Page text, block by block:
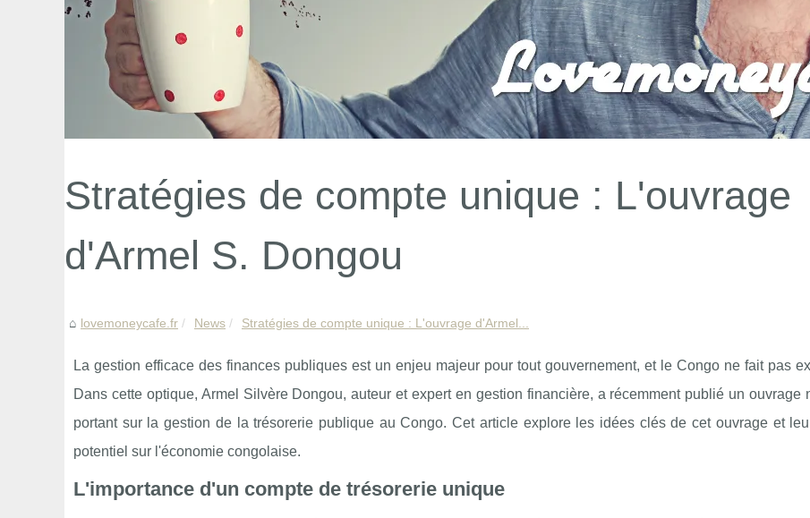
Stratégies de compte unique : L'ouvrage
d'Armel S. Dongou
lovemoneycafe.fr News Stratégies de compte unique : L'ouvrage d'Armel...
La gestion efficace des finances publiques est un enjeu majeur pour tout gouvernement, et le Congo ne fait pas
Dans cette optique, Armel Silvère Dongou, auteur et expert en gestion financière, a récemment publié un ouvrage
portant sur la gestion de la trésorerie publique au Congo. Cet article explore les idées clés de cet ouvrage et
potentiel sur l'économie congolaise.
L'importance d'un compte de trésorerie unique